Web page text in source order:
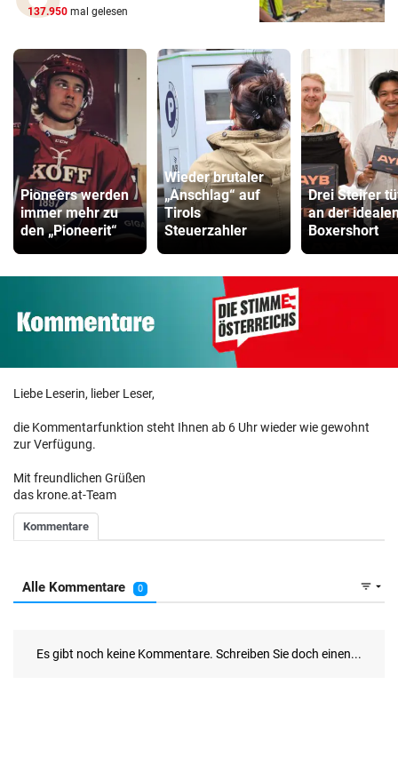
137.950 mal gelesen
Pioneers werden
immer mehr zu
den „Pioneerit“
Wieder brutaler
„Anschlag“ auf
Tirols
Steuerzahler
Drei Steirer
an der
Boxershort
Liebe Leserin, lieber Leser,
die Kommentarfunktion steht Ihnen ab 6 Uhr wieder wie gewohnt
zur Verfügung.
Mit freundlichen Grüßen
das krone.at-Team